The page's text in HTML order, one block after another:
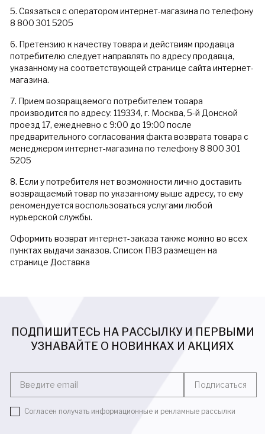
5. Связаться с оператором интернет-магазина по телефону
8 800 301 5205
6. Претензию к качеству товара и действиям продавца
потребителю следует направлять по адресу продавца,
указанному на соответствующей странице сайта интернет-
магазина.
7. Прием возвращаемого потребителем товара
производится по адресу: 119334, г. Москва, 5-й Донской
проезд 17, ежедневно с 9:00 до 19:00 после
предварительного согласования факта возврата товара с
менеджером интернет-магазина по телефону 8 800 301
5205
8. Если у потребителя нет возможности лично доставить
возвращаемый товар по указанному выше адресу, то ему
рекомендуется воспользоваться услугами любой
курьерской службы.
Оформить возврат интернет-заказа также можно во всех
пунктах выдачи заказов. Список ПВЗ размещен на
странице Доставка
ПОДПИШИТЕСЬ НА РАССЫЛКУ И ПЕРВЫМИ
УЗНАВАЙТЕ О НОВИНКАХ И АКЦИЯХ
Введите email Подписаться
Согласен получать информационные и рекламные рассылки